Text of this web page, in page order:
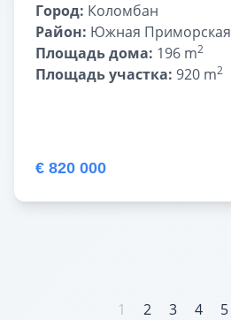
Город: Коломбан
Район: Южная Приморская
Площадь дома: 196 m2
Площадь участка: 920 m2
€ 820 000
1 2 3 4 5